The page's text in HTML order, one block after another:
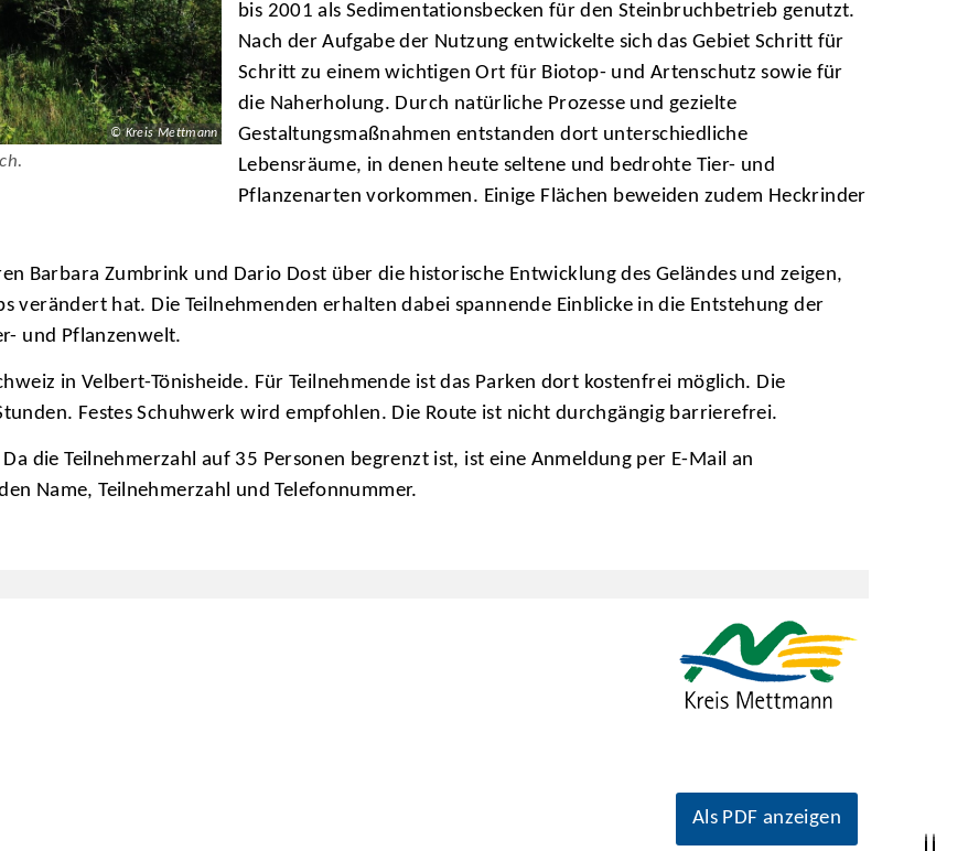
© Kreis Mettmann
bis 2001 als Sedimentationsbecken für den Steinbruchbetrieb genutzt.
Nach der Aufgabe der Nutzung entwickelte sich das Gebiet Schritt für
Schritt zu einem wichtigen Ort für Biotop- und Artenschutz sowie für
die Naherholung. Durch natürliche Prozesse und gezielte
Gestaltungsmaßnahmen entstanden dort unterschiedliche
Lebensräume, in denen heute seltene und bedrohte Tier- und
Pflanzenarten vorkommen. Einige Flächen beweiden zudem Heckrinder
Barbara Zumbrink und Dario Dost über die historische Entwicklung des Geländes und zeigen,
verändert hat. Die Teilnehmenden erhalten dabei spannende Einblicke in die Entstehung der
und Pflanzenwelt.
in Velbert-Tönisheide. Für Teilnehmende ist das Parken dort kostenfrei möglich. Die
Festes Schuhwerk wird empfohlen. Die Route ist nicht durchgängig barrierefrei.
die Teilnehmerzahl auf 35 Personen begrenzt ist, ist eine Anmeldung per E-Mail an
Name, Teilnehmerzahl und Telefonnummer.
Als PDF anzeigen